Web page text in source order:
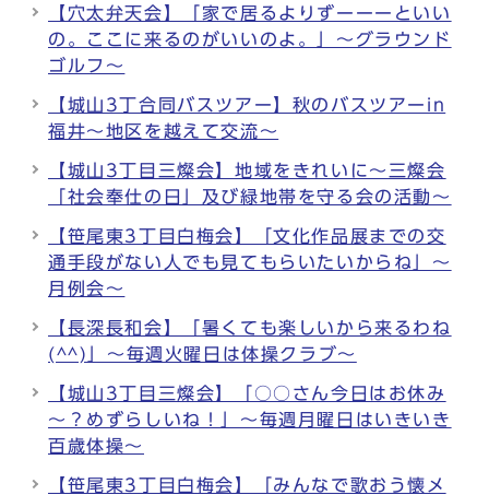
【穴太弁天会】「家で居るよりずーーーといい
の。ここに来るのがいいのよ。」～グラウンド
ゴルフ～
【城山3丁合同バスツアー】秋のバスツアーin
福井～地区を越えて交流～
【城山3丁目三燦会】地域をきれいに～三燦会
「社会奉仕の日」及び緑地帯を守る会の活動～
【笹尾東3丁目白梅会】「文化作品展までの交
通手段がない人でも見てもらいたいからね」～
月例会～
【長深長和会】「暑くても楽しいから来るわね
(^^)」～毎週火曜日は体操クラブ～
【城山3丁目三燦会】「○○さん今日はお休み
～？めずらしいね！」～毎週月曜日はいきいき
百歳体操～
【笹尾東3丁目白梅会】「みんなで歌おう懐メ